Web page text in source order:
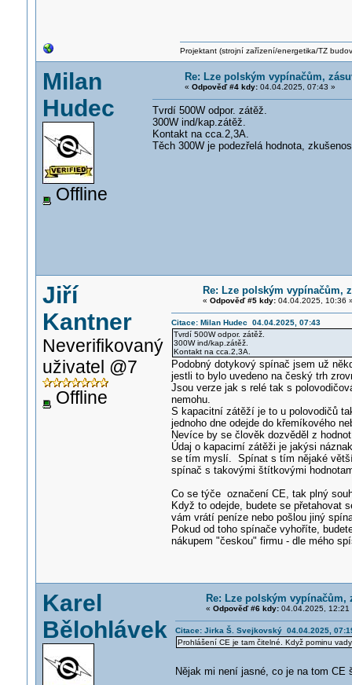
Projektant (strojní zařízení/energetika/TZ
Milan
Hudec
Offline
Re: Lze polským vypínačům,
« Odpověď #4 kdy:04.04.2025, 07:43 »
Tvrdí 500W odpor. zátěž.
300W ind/kap.zátěž.
Kontakt na cca.2,3A.
Těch 300W je podezřelá hodnota,
Jiří
Kantner
Neverifikovaný
uživatel @7
Offline
Re: Lze polským vypínačům,
« Odpověď #5 kdy:04.04.2025, 10:36
Citace: Milan Hudec 04.04.2025, 07:43
Tvrdí 500W odpor. zátěž.
300W ind/kap.zátěž.
Kontakt na cca.2,3A.
Podobný dotykový spínač jsem už
jestli to bylo uvedeno na český trh
Jsou verze jak s relé tak s
nemohu.
S kapacitní zátěží je to u polovodičů
jednoho dne odejde do křemíkového
Nevíce by se člověk dozvěděl z
Údaj o kapacirní zátěži je jakýsi
se tím myslí. Spínat s tím nějaké
spínač s takovými štítkovými
Co se týče označení CE, tak plný
Když to odejde, budete se přetahovat
vám vrátí peníze nebo pošlou jiný
Pokud od toho spínače vyhoříte,
nákupem "českou" firmu - dle mého
Karel
Bělohlávek
Re: Lze polským vypínačům,
« Odpověď #6 kdy:04.04.2025, 12:21
Citace: Jirka Š. Svejkovský 04.04.2025,
Prohlášení CE je tam čitelné. Když pominu
Nějak mi není jasné, co je na tom